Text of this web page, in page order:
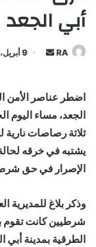
أبي الجعد
RA
أرسل 9 أبريل، 2020
اضطر عناصر الأمن
الجعد، مساء اليوم
ثلاثة رصاصات
يشتبه في خرقه
الإصرار في حق
وذكر بلاغ للمديرية
شرطيين كانت تقوم
الطرقية بمدينة